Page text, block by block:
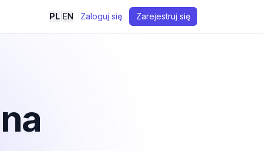
PL EN Zaloguj się Zarejestruj się